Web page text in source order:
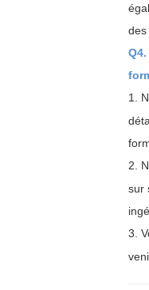
des
1.
2.
sur
3.